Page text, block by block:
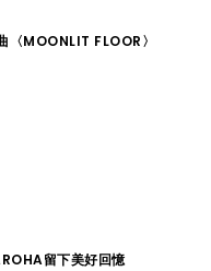
〈MOONLIT FLOOR〉
留下美好回憶